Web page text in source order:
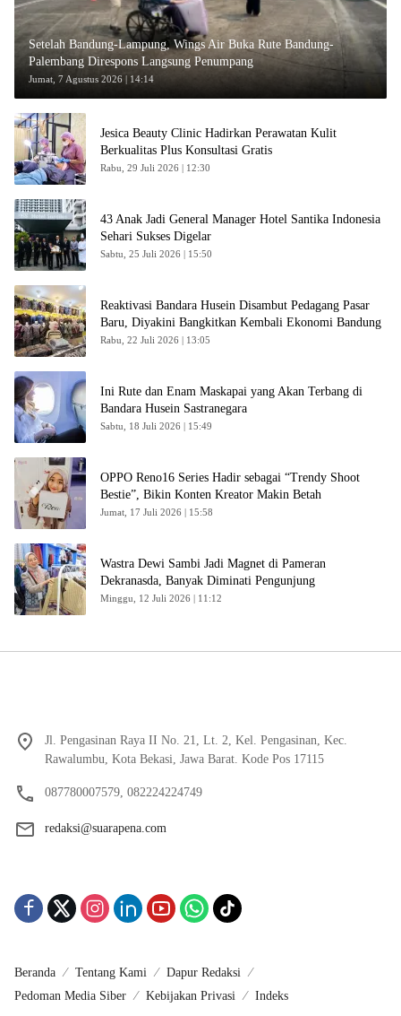
Setelah Bandung-Lampung, Wings Air Buka Rute Bandung-
Palembang Direspons Langsung Penumpang
Jumat, 7 Agustus 2026 | 14:14
Jesica Beauty Clinic Hadirkan Perawatan Kulit
Berkualitas Plus Konsultasi Gratis
Rabu, 29 Juli 2026 | 12:30
43 Anak Jadi General Manager Hotel Santika Indonesia
Sehari Sukses Digelar
Sabtu, 25 Juli 2026 | 15:50
Reaktivasi Bandara Husein Disambut Pedagang Pasar
Baru, Diyakini Bangkitkan Kembali Ekonomi Bandung
Rabu, 22 Juli 2026 | 13:05
Ini Rute dan Enam Maskapai yang Akan Terbang di
Bandara Husein Sastranegara
Sabtu, 18 Juli 2026 | 15:49
OPPO Reno16 Series Hadir sebagai “Trendy Shoot
Bestie”, Bikin Konten Kreator Makin Betah
Jumat, 17 Juli 2026 | 15:58
Wastra Dewi Sambi Jadi Magnet di Pameran
Dekranasda, Banyak Diminati Pengunjung
Minggu, 12 Juli 2026 | 11:12
Jl. Pengasinan Raya II No. 21, Lt. 2, Kel. Pengasinan, Kec.
Rawalumbu, Kota Bekasi, Jawa Barat. Kode Pos 17115
087780007579, 082224224749
redaksi@suarapena.com
Beranda Tentang Kami
Dapur Redaksi
Pedoman Media Siber
Kebijakan Privasi Indeks